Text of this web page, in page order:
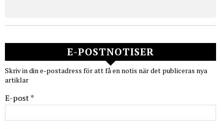
E-POSTNOTISER
Skriv in din e-postadress för att få en notis när det publiceras nya
artiklar
E-post *